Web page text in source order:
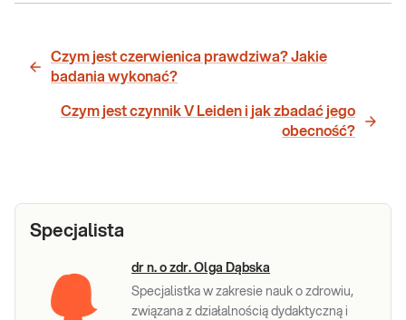
Czym jest czerwienica prawdziwa? Jakie
badania wykonać?
Czym jest czynnik V Leiden i jak zbadać jego
obecność?
Specjalista
dr n. o zdr. Olga Dąbska
Specjalistka w zakresie nauk o zdrowiu,
związana z działalnością dydaktyczną i